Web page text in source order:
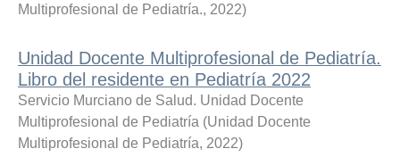
Multiprofesional de Pediatría., 2022)
Unidad Docente Multiprofesional de Pediatría.
Libro del residente en Pediatría 2022
Servicio Murciano de Salud. Unidad Docente
Multiprofesional de Pediatría (Unidad Docente
Multiprofesional de Pediatría, 2022)